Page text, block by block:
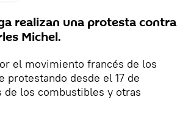
realizan una protesta contra
Michel.
el movimiento francés de los
desde el 17 de
los combustibles y otras